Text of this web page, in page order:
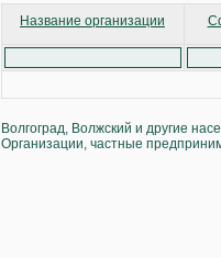
Название организации
Волгоград, Волжский и другие
Организации, частные